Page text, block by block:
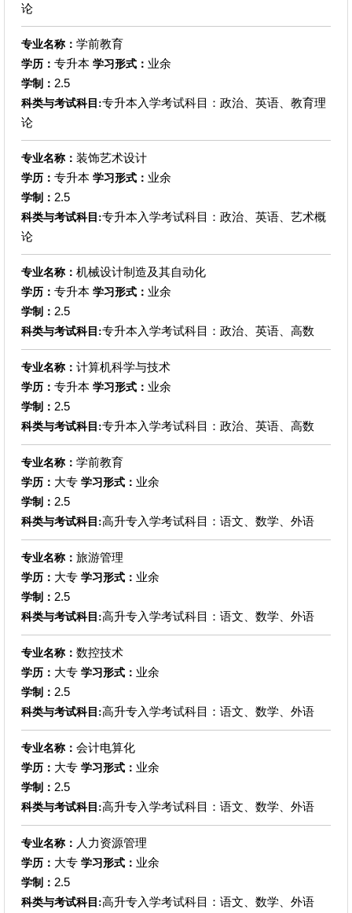
论
专业名称： 学前教育
学历： 专升本 学习形式： 业余
学制： 2.5
科类与考试科目:专升本入学考试科目：政治、英语、教育理
论
专业名称： 装饰艺术设计
学历： 专升本 学习形式： 业余
学制： 2.5
科类与考试科目:专升本入学考试科目：政治、英语、艺术概
论
专业名称： 机械设计制造及其自动化
学历： 专升本 学习形式： 业余
学制： 2.5
科类与考试科目:专升本入学考试科目：政治、英语、高数
专业名称： 计算机科学与技术
学历： 专升本 学习形式： 业余
学制： 2.5
科类与考试科目:专升本入学考试科目：政治、英语、高数
专业名称： 学前教育
学历： 大专 学习形式： 业余
学制： 2.5
科类与考试科目:高升专入学考试科目：语文、数学、外语
专业名称： 旅游管理
学历： 大专 学习形式： 业余
学制： 2.5
科类与考试科目:高升专入学考试科目：语文、数学、外语
专业名称： 数控技术
学历： 大专 学习形式： 业余
学制： 2.5
科类与考试科目:高升专入学考试科目：语文、数学、外语
专业名称： 会计电算化
学历： 大专 学习形式： 业余
学制： 2.5
科类与考试科目:高升专入学考试科目：语文、数学、外语
专业名称： 人力资源管理
学历： 大专 学习形式： 业余
学制： 2.5
科类与考试科目:高升专入学考试科目：语文、数学、外语